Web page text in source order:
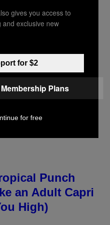
Pro TV Is
Gaming
In One Box
Punch
an Adult Capri
High)
gives you access to
exclusive new
for $2
Plans
for free